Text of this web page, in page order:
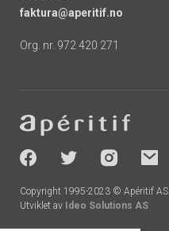
faktura@aperitif.no
Org. nr. 972 420 271
-
socials
Copyright 1995-2023 © Apéritif AS
Utviklet av Ideo Solutions AS